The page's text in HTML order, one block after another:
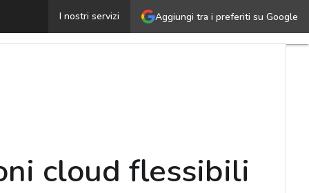
Aggiungi tra i preferiti su Google
I nostri servizi
Rinforzare i servizi di hosting con soluzioni cloud
cloud flessibili